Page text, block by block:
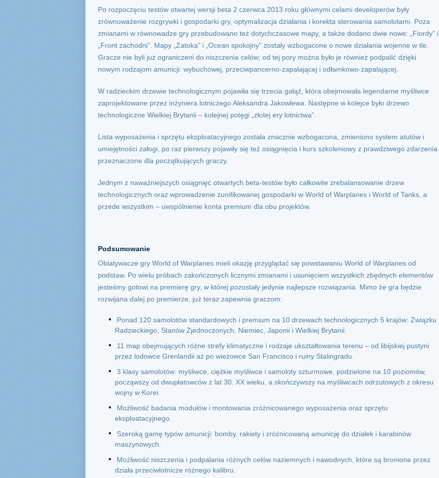
Po rozpoczęciu testów otwartej wersji beta 2 czerwca 2013 roku głównymi celami developerów były
zrównoważenie rozgrywki i gospodarki gry, optymalizacja działania i korekta sterowania samolotami. Poza
zmianami w równowadze gry przebudowano też dotychczasowe mapy, a także dodano dwie nowe: „Fiordy” i
„Front zachodni”. Mapy „Zatoka" i „Ocean spokojny” zostały wzbogacone o nowe działania wojenne w tle.
Gracze nie byli już ograniczeni do niszczenia celów; od tej pory można było je również podpalić dzięki
nowym rodzajom amunicji: wybuchowej, przeciwpancerno-zapalającej i odłamkowo-zapalającej.
W radzieckim drzewie technologicznym pojawiła się trzecia gałąź, która obejmowała legendarne myśliwce
zaprojektowane przez inżyniera lotniczego Aleksandra Jakowlewa. Następne w kolejce było drzewo
technologiczne Wielkiej Brytanii – kolejnej potęgi „złotej ery lotnictwa”.
Lista wyposażenia i sprzętu eksploatacyjnego została znacznie wzbogacona, zmieniono system atutów i
umiejętności załogi, po raz pierwszy pojawiły się też osiągnięcia i kurs szkoleniowy z prawdziwego zdarzenia
przeznaczone dla początkujących graczy.
Jednym z naważniejszych osiągnięć otwartych beta-testów było całkowite zrebalansowanie drzew
technologicznych oraz wprowadzenie zunifikowanej gospodarki w World of Warplanes i World of Tanks, a
przede wszystkim – uwspólnienie konta premium dla obu projektów.
Podsumowanie
Oblatywacze gry World of Warplanes mieli okazję przyglądać się powstawaniu World of Warplanes od
podstaw. Po wielu próbach zakończonych licznymi zmianami i usunięciem wszystkich zbędnych elementów
jesteśmy gotowi na premierę gry, w której pozostały jedynie najlepsze rozwiązania. Mimo że gra będzie
rozwijana dalej po premierze, już teraz zapewnia graczom:
Ponad 120 samolotów standardowych i premium na 10 drzewach technologicznych 5 krajów: Związku
Radzieckiego, Stanów Zjednoczonych, Niemiec, Japonii i Wielkiej Brytanii.
11 map obejmujących różne strefy klimatyczne i rodzaje ukształtowania terenu – od libijskiej pustyni
przez lodowce Grenlandii aż po wieżowce San Francisco i ruiny Stalingradu.
3 klasy samolotów: myśliwce, ciężkie myśliwce i samoloty szturmowe, podzielone na 10 poziomów,
począwszy od dwupłatowców z lat 30. XX wieku, a skończywszy na myśliwcach odrzutowych z okresu
wojny w Korei.
Możliwość badania modułów i montowania zróżnicowanego wyposażenia oraz sprzętu
eksploatacyjnego.
Szeroką gamę typów amunicji: bomby, rakiety i zróżnicowaną amunicję do działek i karabinów
maszynowych.
Możliwość niszczenia i podpalania różnych celów naziemnych i nawodnych, które są bronione przez
działa przeciwlotnicze różnego kalibru.